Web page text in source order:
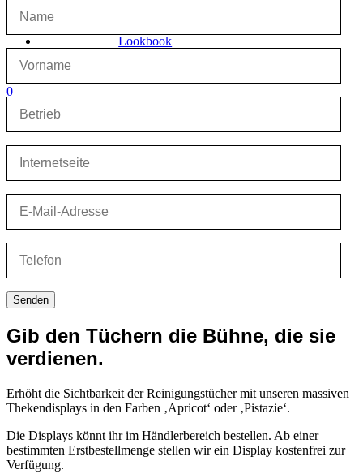
Lookbook
0
0
Gib den Tüchern die Bühne, die sie
verdienen.
Erhöht die Sichtbarkeit der Reinigungstücher mit unseren massiven
Thekendisplays in den Farben ‚Apricot‘ oder ‚Pistazie‘.
Die Displays könnt ihr im Händlerbereich bestellen. Ab einer
bestimmten Erstbestellmenge stellen wir ein Display kostenfrei zur
Verfügung.